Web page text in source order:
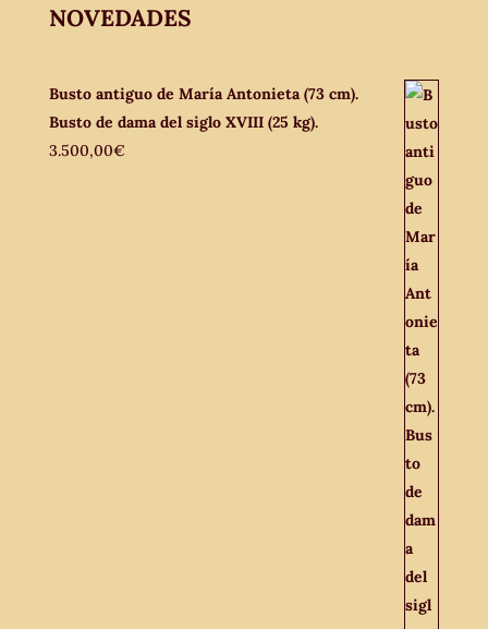
NOVEDADES
Busto antiguo de María Antonieta (73 cm).
Busto de dama del siglo XVIII (25 kg).
3.500,00€